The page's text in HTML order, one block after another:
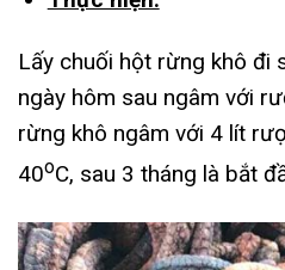
Lấy chuối hột rừng khô đi
ngày hôm sau ngâm với
rừng khô ngâm với 4 lít
40oC, sau 3 tháng là bắt